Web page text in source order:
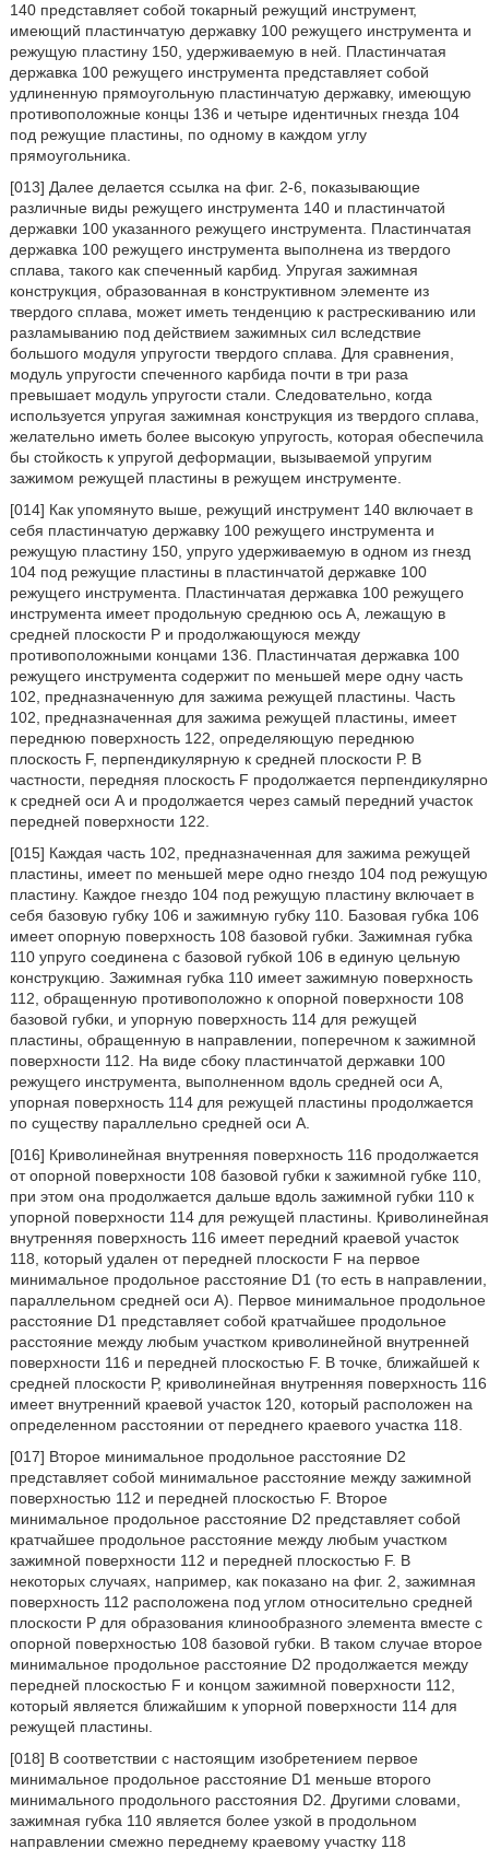
140 представляет собой токарный режущий инструмент,
имеющий пластинчатую державку 100 режущего инструмента и
режущую пластину 150, удерживаемую в ней. Пластинчатая
державка 100 режущего инструмента представляет собой
удлиненную прямоугольную пластинчатую державку, имеющую
противоположные концы 136 и четыре идентичных гнезда 104
под режущие пластины, по одному в каждом углу
прямоугольника.
[013] Далее делается ссылка на фиг. 2-6, показывающие
различные виды режущего инструмента 140 и пластинчатой
державки 100 указанного режущего инструмента. Пластинчатая
державка 100 режущего инструмента выполнена из твердого
сплава, такого как спеченный карбид. Упругая зажимная
конструкция, образованная в конструктивном элементе из
твердого сплава, может иметь тенденцию к растрескиванию или
разламыванию под действием зажимных сил вследствие
большого модуля упругости твердого сплава. Для сравнения,
модуль упругости спеченного карбида почти в три раза
превышает модуль упругости стали. Следовательно, когда
используется упругая зажимная конструкция из твердого сплава,
желательно иметь более высокую упругость, которая обеспечила
бы стойкость к упругой деформации, вызываемой упругим
зажимом режущей пластины в режущем инструменте.
[014] Как упомянуто выше, режущий инструмент 140 включает в
себя пластинчатую державку 100 режущего инструмента и
режущую пластину 150, упруго удерживаемую в одном из гнезд
104 под режущие пластины в пластинчатой державке 100
режущего инструмента. Пластинчатая державка 100 режущего
инструмента имеет продольную среднюю ось А, лежащую в
средней плоскости Р и продолжающуюся между
противоположными концами 136. Пластинчатая державка 100
режущего инструмента содержит по меньшей мере одну часть
102, предназначенную для зажима режущей пластины. Часть
102, предназначенная для зажима режущей пластины, имеет
переднюю поверхность 122, определяющую переднюю
плоскость F, перпендикулярную к средней плоскости Р. В
частности, передняя плоскость F продолжается перпендикулярно
к средней оси А и продолжается через самый передний участок
передней поверхности 122.
[015] Каждая часть 102, предназначенная для зажима режущей
пластины, имеет по меньшей мере одно гнездо 104 под режущую
пластину. Каждое гнездо 104 под режущую пластину включает в
себя базовую губку 106 и зажимную губку 110. Базовая губка 106
имеет опорную поверхность 108 базовой губки. Зажимная губка
110 упруго соединена с базовой губкой 106 в единую цельную
конструкцию. Зажимная губка 110 имеет зажимную поверхность
112, обращенную противоположно к опорной поверхности 108
базовой губки, и упорную поверхность 114 для режущей
пластины, обращенную в направлении, поперечном к зажимной
поверхности 112. На виде сбоку пластинчатой державки 100
режущего инструмента, выполненном вдоль средней оси А,
упорная поверхность 114 для режущей пластины продолжается
по существу параллельно средней оси А.
[016] Криволинейная внутренняя поверхность 116 продолжается
от опорной поверхности 108 базовой губки к зажимной губке 110,
при этом она продолжается дальше вдоль зажимной губки 110 к
упорной поверхности 114 для режущей пластины. Криволинейная
внутренняя поверхность 116 имеет передний краевой участок
118, который удален от передней плоскости F на первое
минимальное продольное расстояние D1 (то есть в направлении,
параллельном средней оси А). Первое минимальное продольное
расстояние D1 представляет собой кратчайшее продольное
расстояние между любым участком криволинейной внутренней
поверхности 116 и передней плоскостью F. В точке, ближайшей к
средней плоскости Р, криволинейная внутренняя поверхность 116
имеет внутренний краевой участок 120, который расположен на
определенном расстоянии от переднего краевого участка 118.
[017] Второе минимальное продольное расстояние D2
представляет собой минимальное расстояние между зажимной
поверхностью 112 и передней плоскостью F. Второе
минимальное продольное расстояние D2 представляет собой
кратчайшее продольное расстояние между любым участком
зажимной поверхности 112 и передней плоскостью F. В
некоторых случаях, например, как показано на фиг. 2, зажимная
поверхность 112 расположена под углом относительно средней
плоскости Р для образования клинообразного элемента вместе с
опорной поверхностью 108 базовой губки. В таком случае второе
минимальное продольное расстояние D2 продолжается между
передней плоскостью F и концом зажимной поверхности 112,
который является ближайшим к упорной поверхности 114 для
режущей пластины.
[018] В соответствии с настоящим изобретением первое
минимальное продольное расстояние D1 меньше второго
минимального продольного расстояния D2. Другими словами,
зажимная губка 110 является более узкой в продольном
направлении смежно переднему краевому участку 118